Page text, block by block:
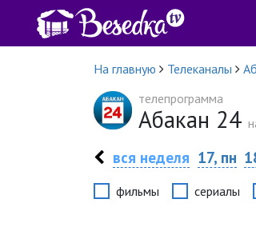
На главную Телеканалы
телепрограмма
Абакан 24
вся неделя 17, пн
фильмы сериалы